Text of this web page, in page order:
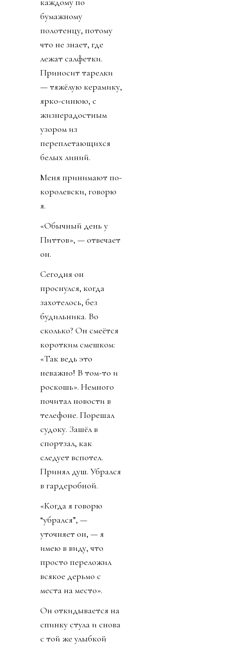
бумажному
полотенцу, потому
что не знает, где
лежат салфетки.
Приносит тарелки
— тяжёлую керамику,
ярко-синюю, с
жизнерадостным
узором из
переплетающихся
белых линий.
Меня принимают по-
королевски, говорю
я.
«Обычный день у
Питтов», — отвечает
он.
Сегодня он
проснулся, когда
захотелось, без
будильника. Во
сколько? Он смеётся
коротким смешком:
«Так ведь это
неважно! В том-то и
роскошь». Немного
почитал новости в
телефоне. Порешал
судоку. Зашёл в
спортзал, как
следует вспотел.
Принял душ. Убрался
в гардеробной.
«Когда я говорю
“убрался”, —
уточняет он, — я
имею в виду, что
просто переложил
всякое дерьмо с
места на место».
Он откидывается на
спинку стула и снова
с той же улыбкой